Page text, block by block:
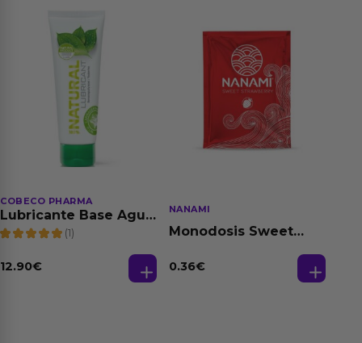
COBECO PHARMA
Lubricante Base Agua
100% Natural 125 ml
(1)
12.90€
NANAMI
Monodosis Sweet
0.36€